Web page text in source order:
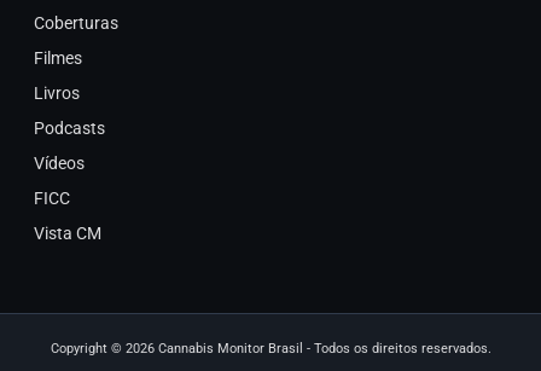
Coberturas
Filmes
Livros
Podcasts
Vídeos
FICC
Vista CM
Copyright © 2026 Cannabis Monitor Brasil - Todos os direitos reservados.